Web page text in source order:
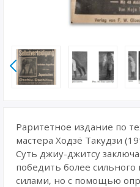
Раритетное издание по
мастера Ходзё Такудзи
Суть джиу-джитсу
победить более
силами, но с помощью